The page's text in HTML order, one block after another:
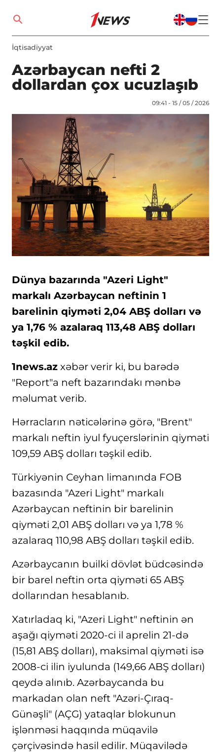
İqtisadiyyat
Azərbaycan nefti 2
dollardan çox ucuzlaşıb
09:41 - 15 / 05 / 2026
Dünya bazarında "Azeri Light"
markalı Azərbaycan neftinin 1
barelinin qiyməti 2,04 ABŞ dolları və
ya 1,76 % azalaraq 113,48 ABŞ dolları
təşkil edib.
1news.az xəbər verir ki, bu barədə
"Report"a neft bazarındakı mənbə
məlumat verib.
Hərracların nəticələrinə görə, "Brent"
markalı neftin iyul fyuçerslərinin qiyməti
109,59 ABŞ dolları təşkil edib.
Türkiyənin Ceyhan limanında FOB
bazasında "Azeri Light" markalı
Azərbaycan neftinin bir barelinin
qiyməti 2,01 ABŞ dolları və ya 1,78 %
azalaraq 110,98 ABŞ dolları təşkil edib.
Azərbaycanın builki dövlət büdcəsində
bir barel neftin orta qiyməti 65 ABŞ
dollarından hesablanıb.
Xatırladaq ki, "Azeri Light" neftinin ən
aşağı qiyməti 2020-ci il aprelin 21-də
(15,81 ABŞ dolları), maksimal qiyməti isə
2008-ci ilin iyulunda (149,66 ABŞ dolları)
qeydə alınıb. Azərbaycanda bu
markadan olan neft "Azəri-Çıraq-
Günəşli" (AÇG) yataqlar blokunun
işlənməsi haqqında müqavilə
çərçivəsində hasil edilir. Müqavilədə